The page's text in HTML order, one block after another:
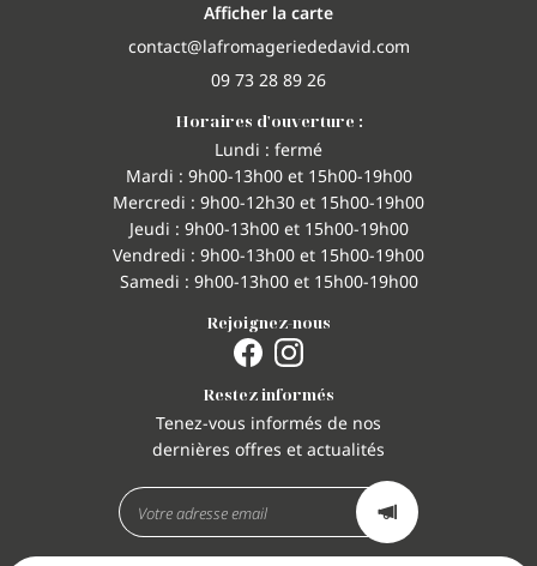
Afficher la carte
09 73 28 89 26
Horaires d'ouverture :
Lundi : fermé
Mardi : 9h00-13h00 et 15h00-19h00
Mercredi : 9h00-12h30 et 15h00-19h00
Jeudi : 9h00-13h00 et 15h00-19h00
Vendredi : 9h00-13h00 et 15h00-19h00
Samedi : 9h00-13h00 et 15h00-19h00
Rejoignez-nous
Restez informés
Tenez-vous informés de nos
dernières offres et actualités